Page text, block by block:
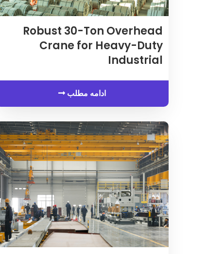
Robust 30-Ton Overhead
Crane for Heavy-Duty
Industrial
ادامه مطلب